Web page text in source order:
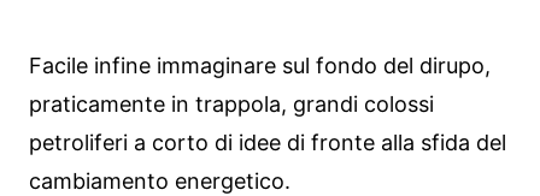
Facile infine immaginare sul fondo del dirupo,
praticamente in trappola, grandi colossi
petroliferi a corto di idee di fronte alla sfida del
cambiamento energetico.